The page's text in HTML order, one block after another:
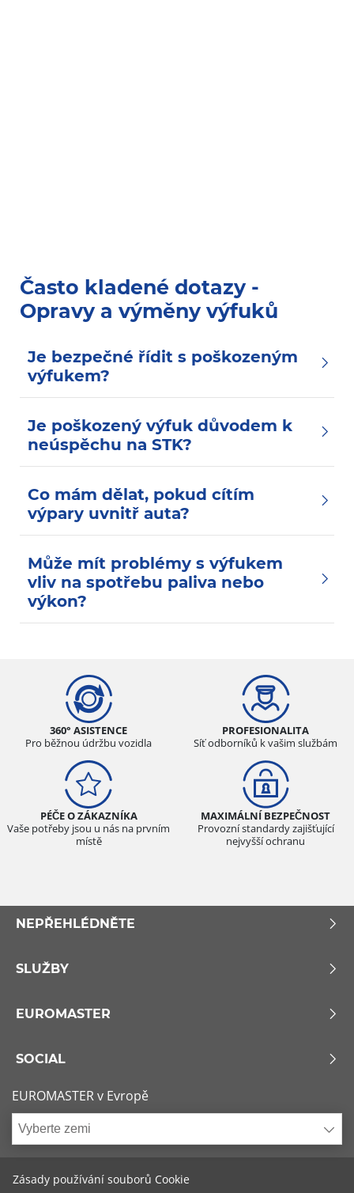
Často kladené dotazy -
Opravy a výměny výfuků
Je bezpečné řídit s poškozeným
výfukem?
Je poškozený výfuk důvodem k
neúspěchu na STK?
Co mám dělat, pokud cítím
výpary uvnitř auta?
Může mít problémy s výfukem
vliv na spotřebu paliva nebo
výkon?
360° ASISTENCE
Pro běžnou údržbu vozidla
PROFESIONALITA
Síť odborníků k vašim službám
PÉČE O ZÁKAZNÍKA
Vaše potřeby jsou u nás na prvním
místě
MAXIMÁLNÍ BEZPEČNOST
Provozní standardy zajišťující
nejvyšší ochranu
NEPŘEHLÉDNĚTE
SLUŽBY
EUROMASTER
SOCIAL
EUROMASTER v Evropě
Vyberte zemi
Zásady používání souborů Cookie